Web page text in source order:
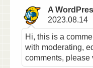
A
2023.08.14
Hi, this is a
with moderating,
comments, please